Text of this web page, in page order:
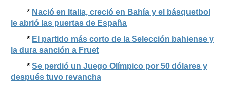
* Nació en Italia, creció en Bahía y el básquetbol
le abrió las puertas de España
* El partido más corto de la Selección bahiense y
la dura sanción a Fruet
* Se perdió un Juego Olímpico por 50 dólares y
después tuvo revancha